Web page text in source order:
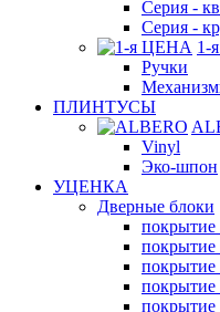
Серия -
Серия -
1-
Ручки
ПЛИНТУСЫ
Vinyl
Эко-шпон
УЦЕНКА
Дверные блоки
покрытие